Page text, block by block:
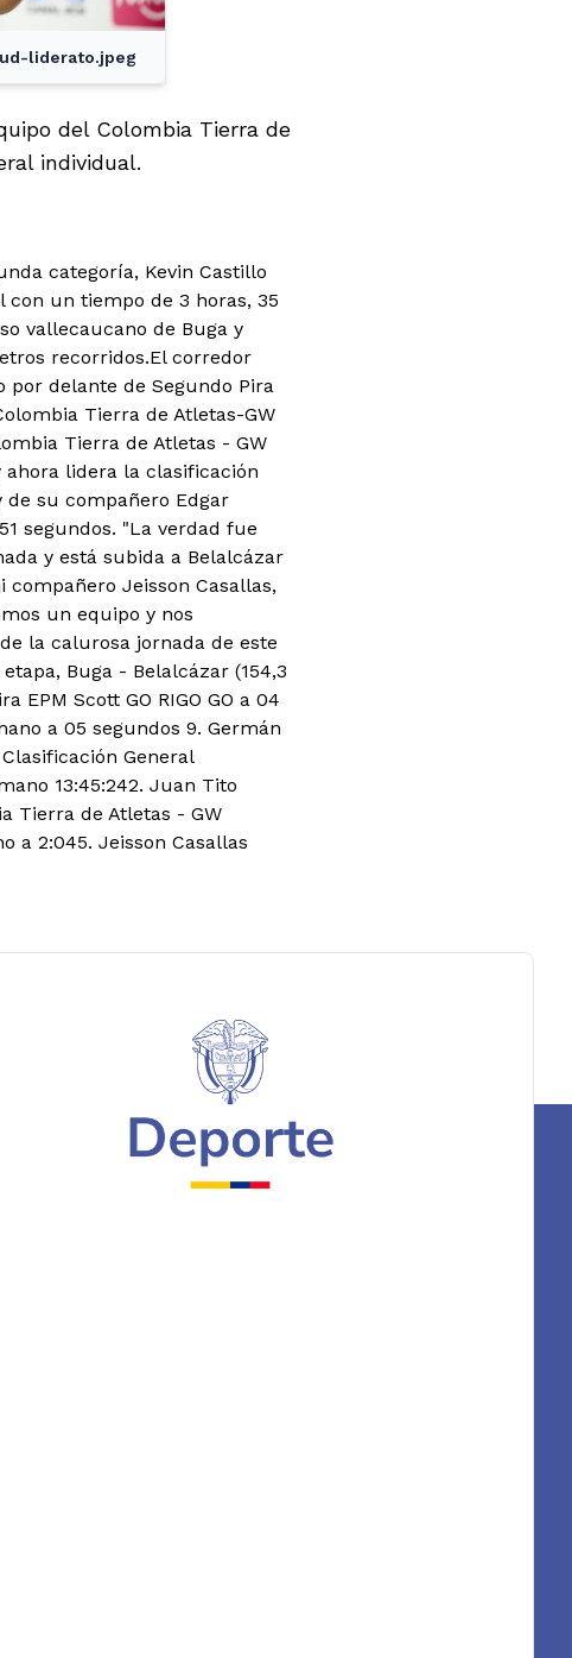
liderato.jpeg
del Colombia Tierra de
individual.
categoría, Kevin Castillo
un tiempo de 3 horas, 35
vallecaucano de Buga y
recorridos.El corredor
delante de Segundo Pira
Tierra de Atletas-GW
Tierra de Atletas - GW
lidera la clasificación
de su compañero Edgar
segundos. "La verdad fue
y está subida a Belalcázar
Jeisson Casallas,
un equipo y nos
la calurosa jornada de este
Buga - Belalcázar (154,3
EPM Scott GO RIGO GO a 04
a 05 segundos 9. Germán
General
13:45:242. Juan Tito
Tierra de Atletas - GW
a 2:045. Jeisson Casallas